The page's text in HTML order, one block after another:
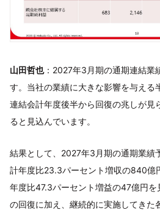
山田哲也：2027年3月期の通期連結業
す。当社の業績に大きな影響を与える
連結会計年度後半から回復の兆しが見
ると見込んでいます。
結果として、2027年3月期の通期業績
計年度比23.3パーセント増収の840億
年度比47.3パーセント増益の47億円
の回復に加え、継続的に実施してきた